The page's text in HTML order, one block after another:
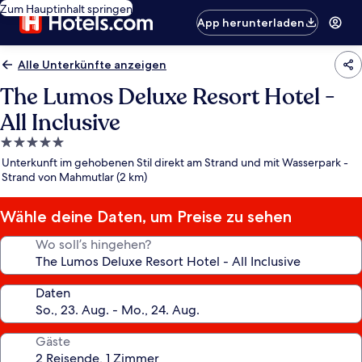
Zum Hauptinhalt springen
App herunterladen
Alle Unterkünfte anzeigen
The Lumos Deluxe Resort Hotel -
All Inclusive
5.0-
Sterne-
Unterkunft
Unterkunft im gehobenen Stil direkt am Strand und mit Wasserpark -
Strand von Mahmutlar (2 km)
Wähle deine Daten, um Preise zu sehen
Wo soll’s hingehen?
Daten
Gäste